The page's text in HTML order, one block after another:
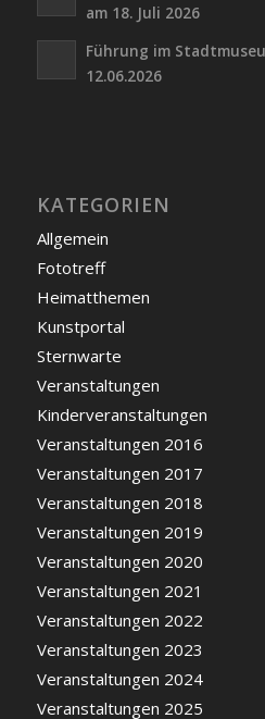
am 18. Juli 2026
Führung im
12.06.2026
KATEGORIEN
Allgemein
Fototreff
Heimatthemen
Kunstportal
Sternwarte
Veranstaltungen
Kinderveranstaltungen
Veranstaltungen 2016
Veranstaltungen 2017
Veranstaltungen 2018
Veranstaltungen 2019
Veranstaltungen 2020
Veranstaltungen 2021
Veranstaltungen 2022
Veranstaltungen 2023
Veranstaltungen 2024
Veranstaltungen 2025